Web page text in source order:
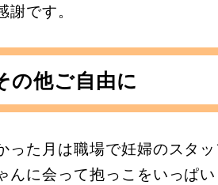
謝です。
の他ご自由に
った月は職場で妊婦のスタ
んに会って抱っこをいっぱい